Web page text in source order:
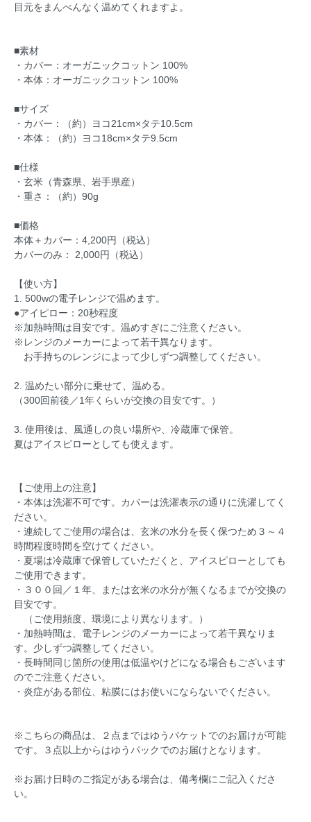
目元をまんべんなく温めてくれますよ。
■素材
・カバー：オーガニックコットン 100%
・本体：オーガニックコットン 100%
■サイズ
・カバー：（約）ヨコ21cm×タテ10.5cm
・本体：（約）ヨコ18cm×タテ9.5cm
■仕様
・玄米（青森県、岩手県産）
・重さ：（約）90g
■価格
本体＋カバー：4,200円（税込）
カバーのみ： 2,000円（税込）
【使い方】
1. 500wの電子レンジで温めます。
●アイピロー：20秒程度
※加熱時間は目安です。温めすぎにご注意ください。
※レンジのメーカーによって若干異なります。
お手持ちのレンジによって少しずつ調整してください。
2. 温めたい部分に乗せて、温める。
（300回前後／1年くらいが交換の目安です。）
3. 使用後は、風通しの良い場所や、冷蔵庫で保管。
夏はアイスピローとしても使えます。
【ご使用上の注意】
・本体は洗濯不可です。カバーは洗濯表示の通りに洗濯してく
ださい。
・連続してご使用の場合は、玄米の水分を長く保つため３～４
時間程度時間を空けてください。
・夏場は冷蔵庫で保管していただくと、アイスピローとしても
ご使用できます。
・３００回／１年、または玄米の水分が無くなるまでが交換の
目安です。
（ご使用頻度、環境により異なります。）
・加熱時間は、電子レンジのメーカーによって若干異なりま
す。少しずつ調整してください。
・長時間同じ箇所の使用は低温やけどになる場合もございます
のでご注意ください。
・炎症がある部位、粘膜にはお使いにならないでください。
※こちらの商品は、２点まではゆうパケットでのお届けが可能
です。３点以上からはゆうパックでのお届けとなります。
※お届け日時のご指定がある場合は、備考欄にご記入くださ
い。